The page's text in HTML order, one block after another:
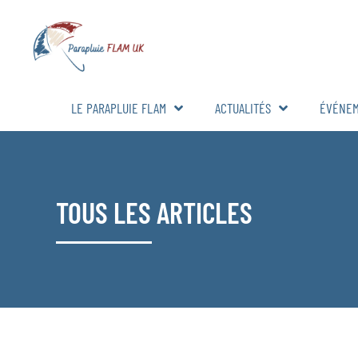
LE PARAPLUIE FLAM ACTUALITÉS
TOUS LES ARTICLES